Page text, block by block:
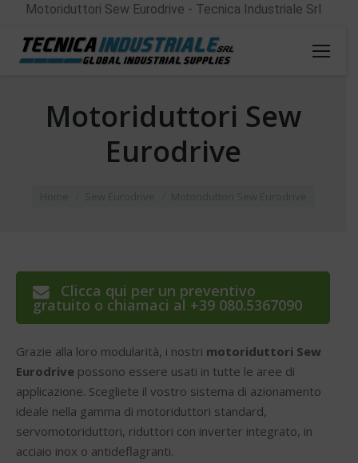
Motoriduttori Sew Eurodrive - Tecnica Industriale Srl
Motoriduttori Sew
Eurodrive
Clicca qui per un preventivo
gratuito o chiamaci al +39 080.5367090
Grazie alla loro modularità, i nostri motoriduttori Sew
Eurodrive possono essere usati in tutte le aree di
applicazione. Scegliete il vostro sistema di azionamento
ideale nella gamma di motoriduttori standard,
servomotoriduttori, riduttori con inverter integrato, in
acciaio inox o antideflagranti.